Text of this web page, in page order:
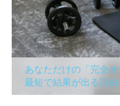
あなただけの「完全
最短で結果が出る理由